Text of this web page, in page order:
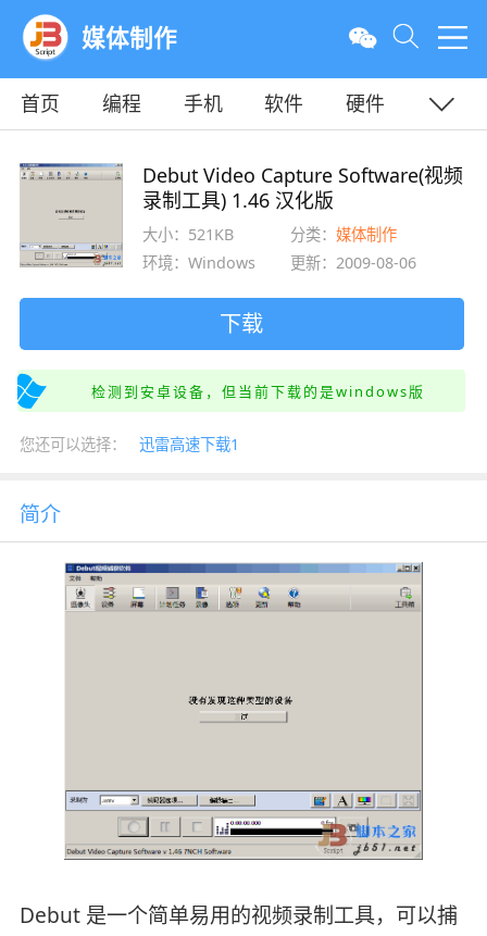
媒体制作
首页 编程 手机 软件
硬件
Debut Video Capture Software(视频
录制工具) 1.46 汉化版
大小：521KB 分类：媒体制作
环境：Windows
更新：2009-08-06
下载
检测到安卓设备，但当前下载的是windows版
您还可以选择： 迅雷高速下载1
简介
Debut 是一个简单易用的视频录制工具，可以捕